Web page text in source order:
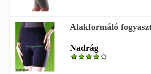
Alakformáló
Nadrág